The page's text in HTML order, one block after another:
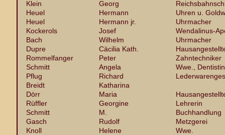
Klein
Georg
Heuel
Hermann
Uhren u.
Heuel
Hermann jr.
Uhrmacher
Kockerols
Josef
Wendalinus-
Bach
Wilhelm
Uhrmacher
Dupre
Cäcilia Kath.
Rommelfanger
Peter
Zahntechniker
Schmitt
Angela
Wwe., Dentistin
Pflug
Richard
Breidt
Katharina
Dörr
Maria
Rüffler
Georgine
Lehrerin
Schmitt
M.
Buchhandlung
Gasch
Rudolf
Metzgerei
Knoll
Helene
Wwe.